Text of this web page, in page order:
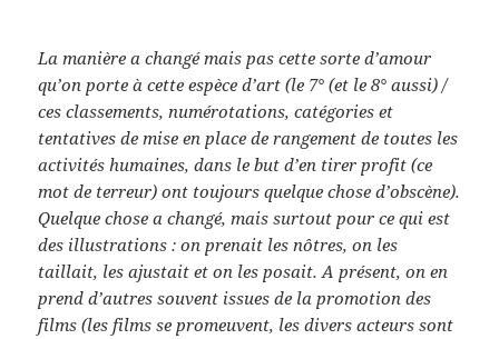
La manière a changé mais pas cette sorte d’amour
qu’on porte à cette espèce d’art (le 7° (et le 8° aussi) /
ces classements, numérotations, catégories et
tentatives de mise en place de rangement de toutes les
activités humaines, dans le but d’en tirer profit (ce
mot de terreur) ont toujours quelque chose d’obscène).
Quelque chose a changé, mais surtout pour ce qui est
des illustrations : on prenait les nôtres, on les
taillait, les ajustait et on les posait. A présent, on en
prend d’autres souvent issues de la promotion des
films (les films se promeuvent, les divers acteurs sont